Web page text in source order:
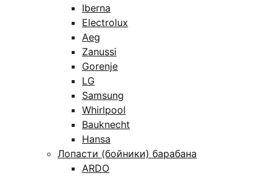
Iberna
Electrolux
Aeg
Zanussi
Gorenje
LG
Samsung
Whirlpool
Bauknecht
Hansa
Лопасти (бойники) барабана
ARDO